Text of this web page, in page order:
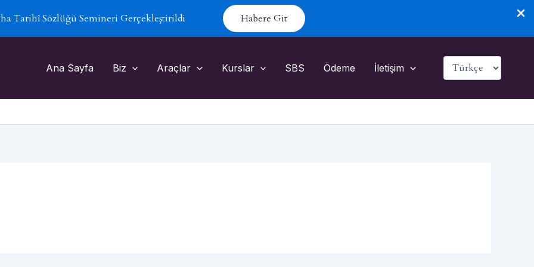
Tarihî Sözlüğü Semineri Gerçekleştirildi
Habere Git
Ana Sayfa Biz Araçlar Kurslar SBS Ödeme İletişim
Dil
Seç